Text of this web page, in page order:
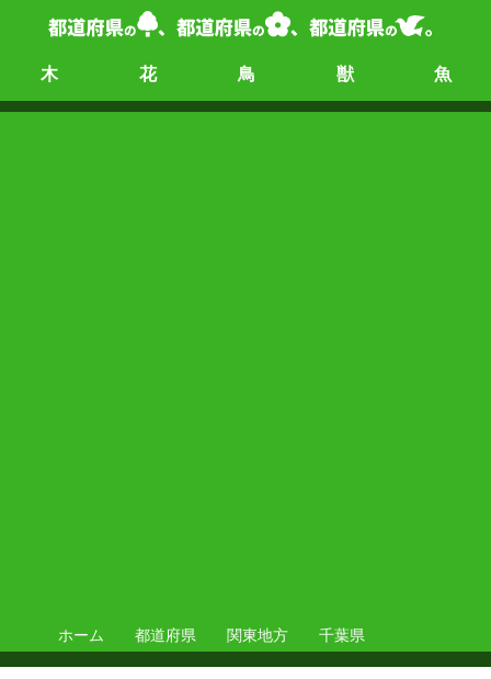
木 花 鳥 獣 魚
ホーム 都道府県 関東地方 千葉県